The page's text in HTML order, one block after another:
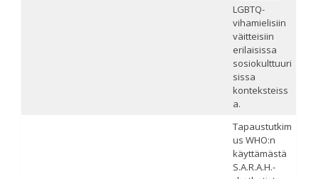
LGBTQ-
vihamielisiin
väitteisiin
erilaisissa
sosiokulttuuri
sissa
konteksteiss
a.
Tapaustutkim
us WHO:n
käyttämästä
S.A.R.A.H.-